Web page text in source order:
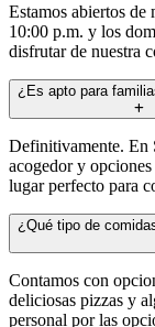
Estamos abiertos de
10:00 p.m. y los
disfrutar de nuestra
¿Es apto para
Definitivamente. En
acogedor y
lugar perfecto para
¿Qué tipo de
Contamos con
deliciosas pizzas y
personal por las